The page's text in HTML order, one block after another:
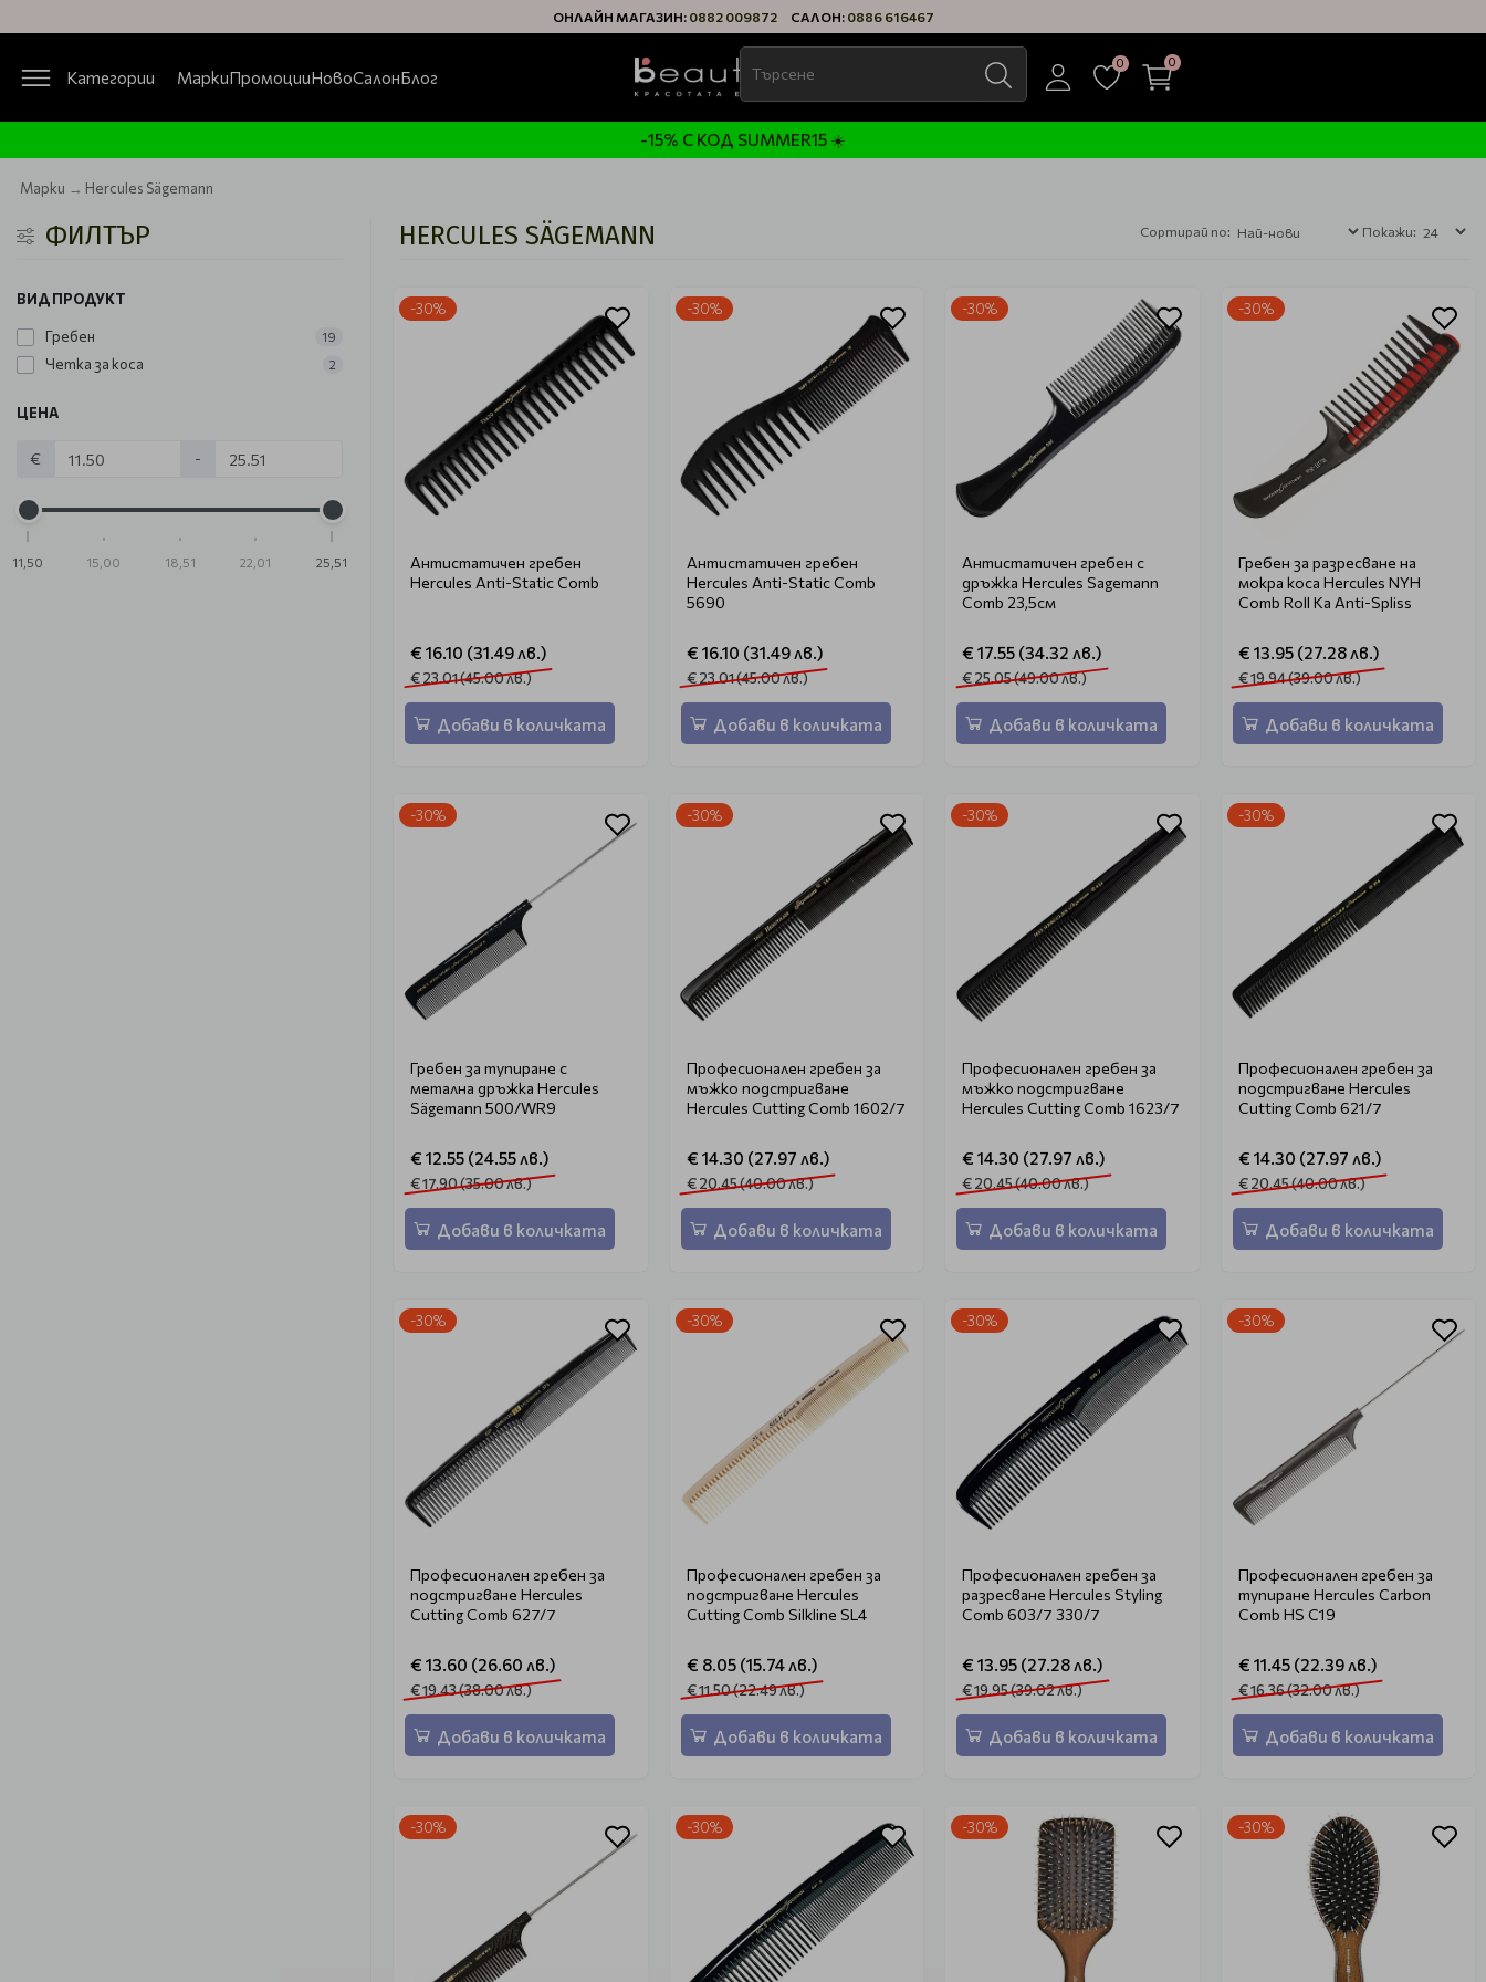
ОНЛАЙН МАГАЗИН: 0882 009872 САЛОН: 0886 616467
Категории МаркиПромоцииНовоСалонБлог
0 0
-15% С КОД SUMMER15 ☀️
Марки Hercules Sägemann
ФИЛТЪР
ВИД ПРОДУКТ
Гребен 19
Четка за коса 2
ЦЕНА
€ -
11,50 15,00 18,51 22,01 25,51
HERCULES SÄGEMANN Сортирай по: Покажи:
-30%
Антистатичен гребен
Hercules Anti-Static Comb
€ 16.10 (31.49 лв.)
€ 23.01 (45.00 лв.)
Добави в количката
-30%
Антистатичен гребен
Hercules Anti-Static Comb
5690
€ 16.10 (31.49 лв.)
€ 23.01 (45.00 лв.)
Добави в количката
-30%
Антистатичен гребен с
дръжка Hercules Sagemann
Comb 23,5см
€ 17.55 (34.32 лв.)
€ 25.05 (49.00 лв.)
Добави в количката
-30%
Гребен за разресване на
мокра коса Hercules NYH
Comb Roll Ka Anti-Spliss
€ 13.95 (27.28 лв.)
€ 19.94 (39.00 лв.)
Добави в количката
-30%
Гребен за тупиране с
метална дръжка Hercules
Sägemann 500/WR9
€ 12.55 (24.55 лв.)
€ 17.90 (35.00 лв.)
Добави в количката
-30%
Професионален гребен за
мъжко подстригване
Hercules Cutting Comb 1602/7
€ 14.30 (27.97 лв.)
€ 20.45 (40.00 лв.)
Добави в количката
-30%
Професионален гребен за
мъжко подстригване
Hercules Cutting Comb 1623/7
€ 14.30 (27.97 лв.)
€ 20.45 (40.00 лв.)
Добави в количката
-30%
Професионален гребен за
подстригване Hercules
Cutting Comb 621/7
€ 14.30 (27.97 лв.)
€ 20.45 (40.00 лв.)
Добави в количката
-30%
Професионален гребен за
подстригване Hercules
Cutting Comb 627/7
€ 13.60 (26.60 лв.)
€ 19.43 (38.00 лв.)
Добави в количката
-30%
Професионален гребен за
подстригване Hercules
Cutting Comb Silkline SL4
€ 8.05 (15.74 лв.)
€ 11.50 (22.49 лв.)
Добави в количката
-30%
Професионален гребен за
разресване Hercules Styling
Comb 603/7 330/7
€ 13.95 (27.28 лв.)
€ 19.95 (39.02 лв.)
Добави в количката
-30%
Професионален гребен за
тупиране Hercules Carbon
Comb HS C19
€ 11.45 (22.39 лв.)
€ 16.36 (32.00 лв.)
Добави в количката
-30% -30% -30% -30%